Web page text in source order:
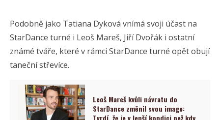
Podobně jako Tatiana Dyková vnímá svoji účast na
StarDance turné i Leoš Mareš, Jiří Dvořák i ostatní
známé tváře, které v rámci StarDance turné opět obují
taneční střevíce.
Leoš Mareš kvůli návratu do
StarDance změnil svou image: